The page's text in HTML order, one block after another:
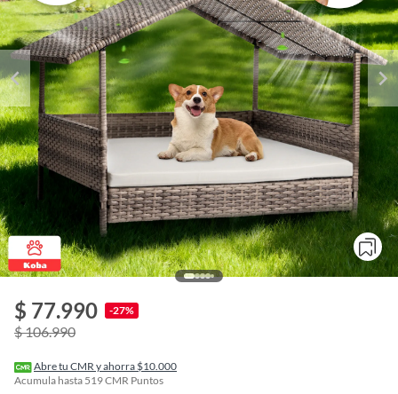
$ 77.990 -27%
$ 106.990
Abre tu CMR y ahorra $10.000
Acumula hasta 519CMR Puntos
o